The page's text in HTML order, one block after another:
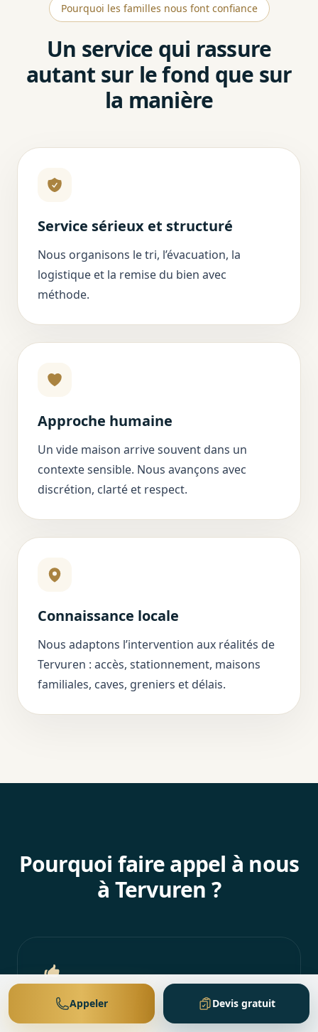
Pourquoi les familles nous font confiance
Un service qui rassure
autant sur le fond que sur
la manière
Service sérieux et structuré
Nous organisons le tri, l’évacuation, la
logistique et la remise du bien avec
méthode.
Approche humaine
Un vide maison arrive souvent dans un
contexte sensible. Nous avançons avec
discrétion, clarté et respect.
Connaissance locale
Nous adaptons l’intervention aux réalités de
Tervuren : accès, stationnement, maisons
familiales, caves, greniers et délais.
Pourquoi faire appel à nous
à Tervuren ?
Bonne connaissance du terrain à Tervuren
Appeler Devis gratuit